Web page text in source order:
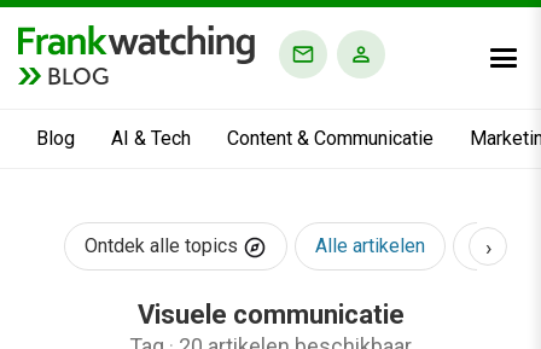
BLOG
Blog AI & Tech Content & Communicatie
Ontdek alle topics Alle artikelen AI &
›
Visuele communicatie